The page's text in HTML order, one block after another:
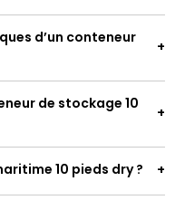
d’un conteneur
de stockage 10
10 pieds dry ?